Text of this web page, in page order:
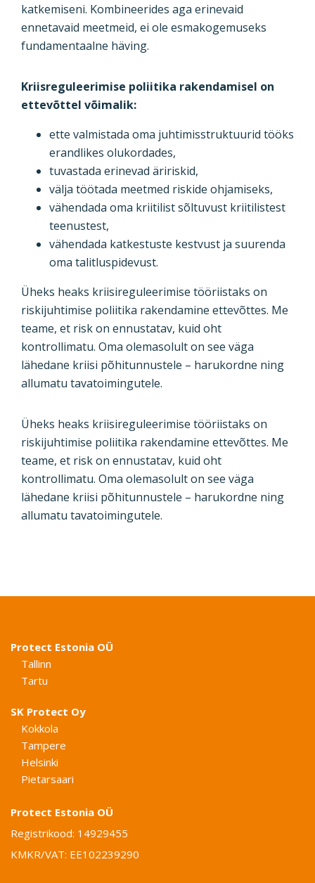
katkemiseni. Kombineerides aga erinevaid
ennetavaid meetmeid, ei ole esmakogemuseks
fundamentaalne häving.
Kriisreguleerimise poliitika rakendamisel on
ettevõttel võimalik:
ette valmistada oma juhtimisstruktuurid tööks
erandlikes olukordades,
tuvastada erinevad äririskid,
välja töötada meetmed riskide ohjamiseks,
vähendada oma kriitilist sõltuvust kriitilistest
teenustest,
vähendada katkestuste kestvust ja suurenda
oma talitluspidevust.
Üheks heaks kriisireguleerimise tööriistaks on
riskijuhtimise poliitika rakendamine ettevõttes. Me
teame, et risk on ennustatav, kuid oht
kontrollimatu. Oma olemasolult on see väga
lähedane kriisi põhitunnustele – harukordne ning
allumatu tavatoimingutele.
Üheks heaks kriisireguleerimise tööriistaks on
riskijuhtimise poliitika rakendamine ettevõttes. Me
teame, et risk on ennustatav, kuid oht
kontrollimatu. Oma olemasolult on see väga
lähedane kriisi põhitunnustele – harukordne ning
allumatu tavatoimingutele.
Protect Estonia OÜ
Tallinn
Tartu
SK Protect Oy
Kokkola
Tampere
Helsinki
Pietarsaari
Protect Estonia OÜ
Registrikood: 14929455
KMKR/VAT: EE102239290